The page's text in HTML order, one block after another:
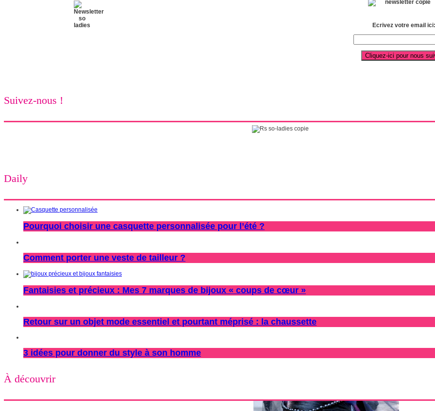
Ecrivez votre email ici:
Suivez-nous !
Daily
Pourquoi choisir une casquette personnalisée pour l’été ?
Comment porter une veste de tailleur ?
Fantaisies et précieux : Mes 7 marques de bijoux « coups de cœur »
Retour sur un objet mode essentiel et pourtant méprisé : la chaussette
3 idées pour donner du style à son homme
À découvrir